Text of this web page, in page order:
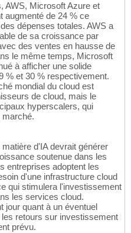
AWS, Microsoft Azure et
augmenté de 24 % ce
dépenses totales. AWS a
de sa croissance par
des ventes en hausse de
le même temps, Microsoft
à afficher une solide
% et 30 % respectivement.
mondial du cloud est
de cloud, mais le
hyperscalers, qui
marché.
d'IA devrait générer
soutenue dans les
entreprises adoptent les
d'une infrastructure cloud
qui stimulera l'investissement
les services cloud.
jour quant à un éventuel
retours sur investissement
prévu.